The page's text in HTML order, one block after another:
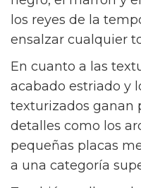
esperas a la
vacaciones?
¿Cuándo hay que
Las
pauta este
Comencemos
moda de baño se
combinando la